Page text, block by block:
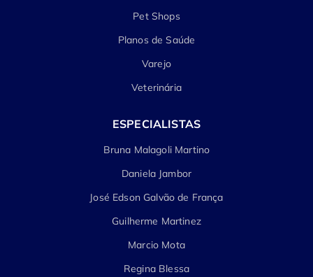
Pet Shops
Planos de Saúde
Varejo
Veterinária
ESPECIALISTAS
Bruna Malagoli Martino
Daniela Jambor
José Edson Galvão de França
Guilherme Martinez
Marcio Mota
Regina Blessa